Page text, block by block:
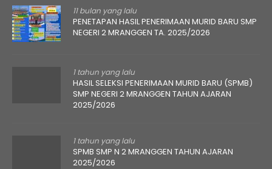
11 bulan yang lalu
PENETAPAN HASIL PENERIMAAN MURID BARU SMP
NEGERI 2 MRANGGEN TA. 2025/2026
1 tahun yang lalu
HASIL SELEKSI PENERIMAAN MURID BARU (SPMB)
SMP NEGERI 2 MRANGGEN TAHUN AJARAN
2025/2026
1 tahun yang lalu
SPMB SMP N 2 MRANGGEN TAHUN AJARAN
2025/2026